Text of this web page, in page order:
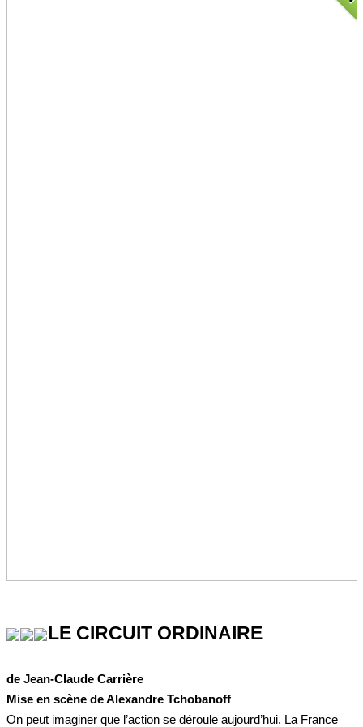
LE CIRCUIT ORDINAIRE
de Jean-Claude Carrière
Mise en scène de Alexandre Tchobanoff
On peut imaginer que l’action se déroule aujourd’hui. La France